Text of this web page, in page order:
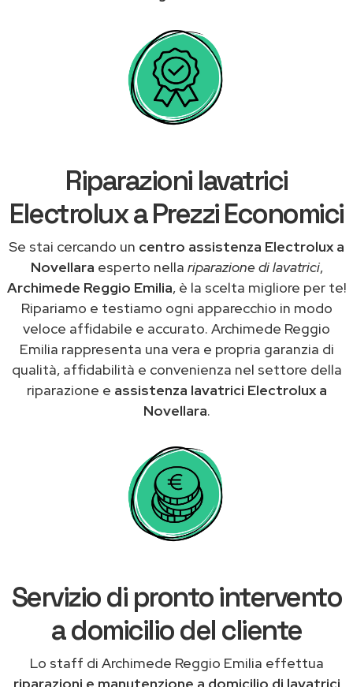
Riparazioni lavatrici
Electrolux a Prezzi Economici
Se stai cercando un centro assistenza Electrolux a
Novellara esperto nella riparazione di lavatrici,
Archimede Reggio Emilia, è la scelta migliore per te!
Ripariamo e testiamo ogni apparecchio in modo
veloce affidabile e accurato. Archimede Reggio
Emilia rappresenta una vera e propria garanzia di
qualità, affidabilità e convenienza nel settore della
riparazione e assistenza lavatrici Electrolux a
Novellara.
Servizio di pronto intervento
a domicilio del cliente
Lo staff di Archimede Reggio Emilia effettua
riparazioni e manutenzione a domicilio di lavatrici